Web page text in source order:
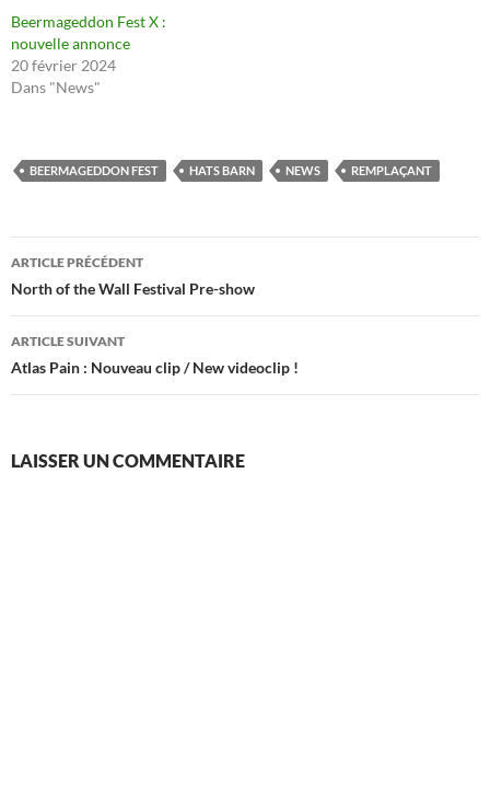
Beermageddon Fest X :
nouvelle annonce
20 février 2024
Dans "News"
BEERMAGEDDON FEST HATS BARN NEWS REMPLAÇANT
Navigation
des
articles
ARTICLE PRÉCÉDENT
North of the Wall Festival Pre-show
ARTICLE SUIVANT
Atlas Pain : Nouveau clip / New videoclip !
LAISSER UN COMMENTAIRE